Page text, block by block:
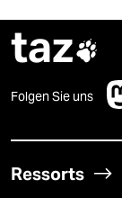
taz
Folgen Sie uns
Ressorts